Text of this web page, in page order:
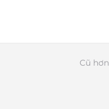
Cũ hơn